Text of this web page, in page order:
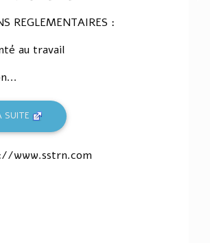
REGLEMENTAIRES :
au travail
SUITE
www.sstrn.com